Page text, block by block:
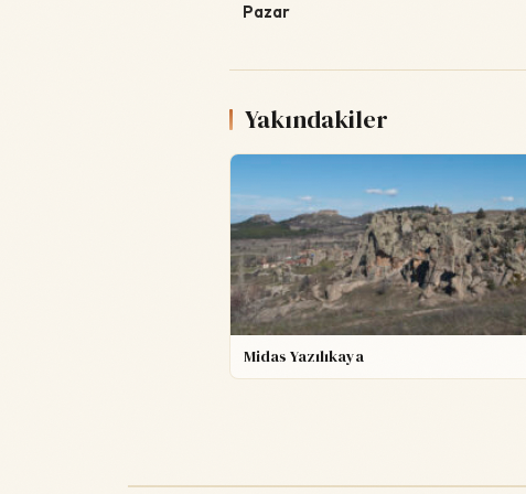
Pazar
Yakındakiler
Midas Yazılıkaya